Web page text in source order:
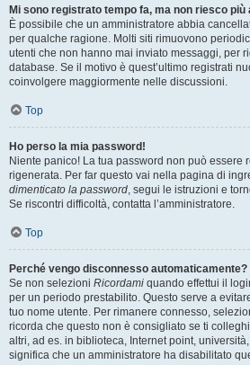
Mi sono registrato tempo fa, ma non riesco più
È possibile che un amministratore abbia
per qualche ragione. Molti siti rimuovono
utenti che non hanno mai inviato messaggi, per
database. Se il motivo è quest’ultimo registrati
coinvolgere maggiormente nelle discussioni.
Top
Ho perso la mia password!
Niente panico! La tua password non può essere
rigenerata. Per far questo vai nella pagina di
dimenticato la password, segui le istruzioni e
Se riscontri difficoltà, contatta l’amministratore.
Top
Perché vengo disconnesso automaticamente?
Se non selezioni Ricordami quando effettui il
per un periodo prestabilito. Questo serve a
tuo nome utente. Per rimanere connesso,
ricorda che questo non è consigliato se ti
altri, ad es. in biblioteca, Internet point,
significa che un amministratore ha disabilitato